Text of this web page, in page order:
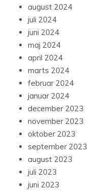
august 2024
juli 2024
juni 2024
maj 2024
april 2024
marts 2024
februar 2024
januar 2024
december 2023
november 2023
oktober 2023
september 2023
august 2023
juli 2023
juni 2023